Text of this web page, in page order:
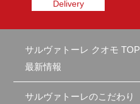
Delivery
サルヴァトーレ クオモ TOP
最新情報
サルヴァトーレのこだわり